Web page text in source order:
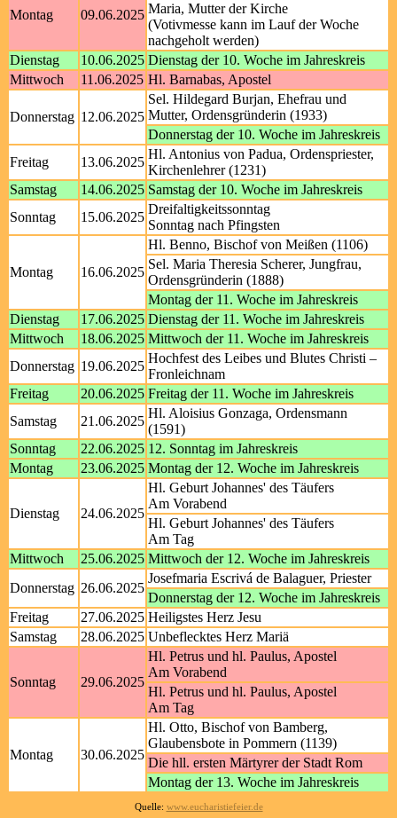
Montag 09.06.2025 Maria, Mutter der Kirche
(Votivmesse kann im Lauf der Woche
nachgeholt werden)
Dienstag
10.06.2025 Dienstag der 10. Woche im Jahreskreis
Mittwoch
11.06.2025 Hl. Barnabas, Apostel
Donnerstag 12.06.2025
Sel. Hildegard Burjan, Ehefrau und
Mutter, Ordensgründerin (1933)
Donnerstag der 10. Woche im Jahreskreis
Freitag
13.06.2025
Hl. Antonius von Padua, Ordenspriester,
Kirchenlehrer (1231)
Samstag
14.06.2025 Samstag der 10. Woche im Jahreskreis
Sonntag
15.06.2025
Dreifaltigkeitssonntag
Sonntag nach Pfingsten
Montag 16.06.2025
Hl. Benno, Bischof von Meißen (1106)
Sel. Maria Theresia Scherer, Jungfrau,
Ordensgründerin (1888)
Montag der 11. Woche im Jahreskreis
Dienstag
17.06.2025 Dienstag der 11. Woche im Jahreskreis
Mittwoch
18.06.2025 Mittwoch der 11. Woche im Jahreskreis
Donnerstag 19.06.2025
Hochfest des Leibes und Blutes Christi –
Fronleichnam
Freitag
20.06.2025 Freitag der 11. Woche im Jahreskreis
Samstag
21.06.2025
Hl. Aloisius Gonzaga, Ordensmann
(1591)
Sonntag
22.06.2025 12. Sonntag im Jahreskreis
Montag
23.06.2025 Montag der 12. Woche im Jahreskreis
Dienstag 24.06.2025
Hl. Geburt Johannes' des Täufers
Am Vorabend
Hl. Geburt Johannes' des Täufers
Am Tag
Mittwoch
25.06.2025 Mittwoch der 12. Woche im Jahreskreis
Donnerstag 26.06.2025
Josefmaria Escrivá de Balaguer, Priester
Donnerstag der 12. Woche im Jahreskreis
Freitag
27.06.2025 Heiligstes Herz Jesu
Samstag
28.06.2025 Unbeflecktes Herz Mariä
Sonntag 29.06.2025
Hl. Petrus und hl. Paulus, Apostel
Am Vorabend
Hl. Petrus und hl. Paulus, Apostel
Am Tag
Montag 30.06.2025
Hl. Otto, Bischof von Bamberg,
Glaubensbote in Pommern (1139)
Die hll. ersten Märtyrer der Stadt Rom
Montag der 13. Woche im Jahreskreis
Quelle: www.eucharistiefeier.de